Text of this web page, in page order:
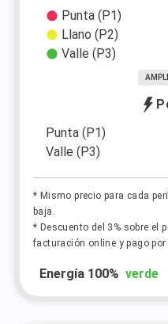
Punta (P1)
Llano (P2)
Valle (P3)
Punta (P1)
Valle (P3)
* Mismo precio para cada
baja.
* Descuento del 3% sobre el
facturación online y pago
Energía 100% verde